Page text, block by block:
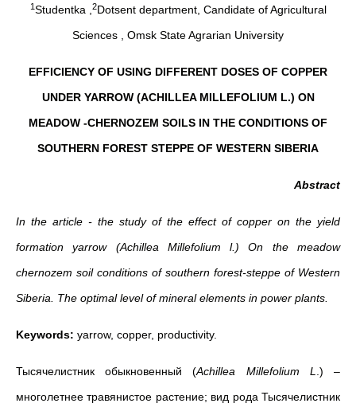
1Studentka , 2Dotsent department, Candidate of Agricultural
Sciences , Omsk State Agrarian University
EFFICIENCY OF USING DIFFERENT DOSES OF COPPER
UNDER YARROW (ACHILLEA MILLEFOLIUM L.) ON
MEADOW -CHERNOZEM SOILS IN THE CONDITIONS OF
SOUTHERN FOREST STEPPE OF WESTERN SIBERIA
Abstract
In the article - the study of the effect of copper on the yield
formation yarrow (Achillea Millefolium l.) On the meadow
chernozem soil conditions of southern forest-steppe of Western
Siberia. The optimal level of mineral elements in power plants.
Keywords: yarrow, copper, productivity.
Тысячелистник обыкновенный (Achillea Millefolium L .) –
многолетнее травянистое растение; вид рода Тысячелистник